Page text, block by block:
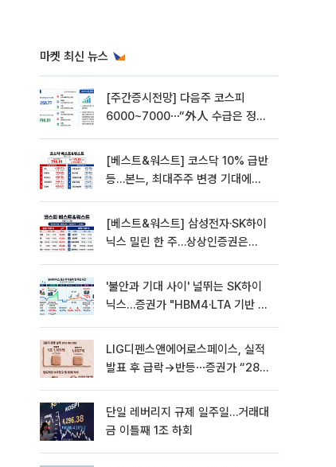
마켓 최신 뉴스
[주간증시전망] 다음주 코스피
6000~7000⋯“外人 수급은 정책
[베스트&워스트] 코스닥 10% 급반
등…본느, 최대주주 변경 기대에
[베스트&워스트] 삼성전자·SK하이
닉스 밀린 한 주…상상인증권은
'불안과 기대 사이' 널뛰는 SK하이
닉스…증권가 "HBM4·LTA 기반 펀
LIG디펜스앤에어로스페이스, 실적
발표 후 급락→반등⋯증권가 “28년
단일 레버리지 규제 일주일…거래대
금 이틀째 1조 하회